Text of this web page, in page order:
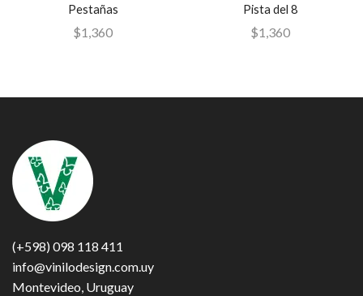
Pestañas
$1,360
Pista del 8
$1,360
(+598) 098 118 411
info@vinilodesign.com.uy
Montevideo, Uruguay